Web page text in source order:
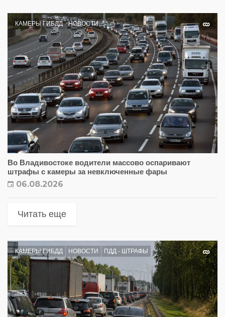
КАМЕРЫ ГИБДД НОВОСТИ
Во Владивостоке водители массово оспаривают
штрафы с камеры за невключенные фары
06.08.2026
Читать еще
КАМЕРЫ ГИБДД НОВОСТИ ПДД - ШТРАФЫ